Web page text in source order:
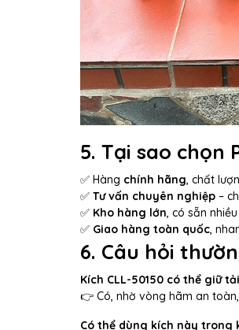
5. Tại sao chọn
✅ Hàng chính hãng, chất
✅ Tư vấn chuyên nghiệp –
✅ Kho hàng lớn, có sẵn
✅ Giao hàng toàn quốc,
6. Câu hỏi
Kích CLL-50150 có thể giữ
👉 Có, nhờ vòng hãm an
Có thể dùng kích này trong